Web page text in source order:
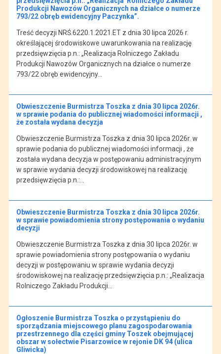
Produkcji Nawozów Organicznych na działce o numerze
793/22 obręb ewidencyjny Paczynka”.
Treść decyzji NRŚ.6220.1.2021.ET z dnia 30 lipca 2026 r.
określającej środowiskowe uwarunkowania na realizację
przedsięwzięcia p.n.: „Realizacja Rolniczego Zakładu
Produkcji Nawozów Organicznych na działce o numerze
793/22 obręb ewidencyjny…
Obwieszczenie Burmistrza Toszka z dnia 30 lipca 2026r.
w sprawie podania do publicznej wiadomości informacji ,
że została wydana decyzja
Obwieszczenie Burmistrza Toszka z dnia 30 lipca 2026r. w
sprawie podania do publicznej wiadomości informacji , że
została wydana decyzja w postępowaniu administracyjnym
w sprawie wydania decyzji środowiskowej na realizację
przedsięwzięcia p.n.:…
Obwieszczenie Burmistrza Toszka z dnia 30 lipca 2026r.
w sprawie powiadomienia strony postępowania o wydaniu
decyzji
Obwieszczenie Burmistrza Toszka z dnia 30 lipca 2026r. w
sprawie powiadomienia strony postępowania o wydaniu
decyzji w postępowaniu w sprawie wydania decyzji
środowiskowej na realizację przedsięwzięcia p.n.: „Realizacja
Rolniczego Zakładu Produkcji…
Ogłoszenie Burmistrza Toszka o przystąpieniu do
sporządzania miejscowego planu zagospodarowania
przestrzennego dla części gminy Toszek obejmującej
obszar w sołectwie Pisarzowice w rejonie DK 94 (ulica
Gliwicka)